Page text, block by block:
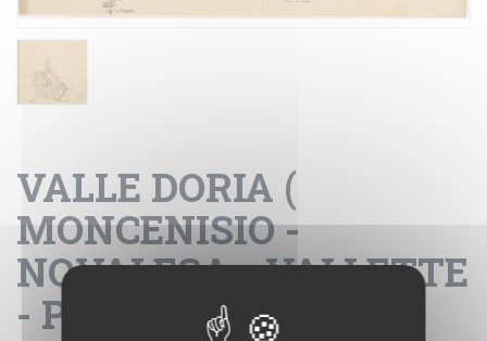
VALLE DORIA (
MONCENISIO -
NOVALESA - VALLETTE
- PELVO ) - FOGLIO 41